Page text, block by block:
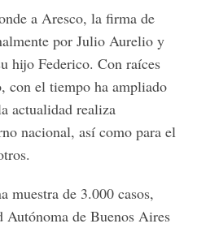
a Aresco, la firma de
por Julio Aurelio y
hijo Federico. Con raíces
con el tiempo ha ampliado
actualidad realiza
nacional, así como para el
muestra de 3.000 casos,
Autónoma de Buenos Aires